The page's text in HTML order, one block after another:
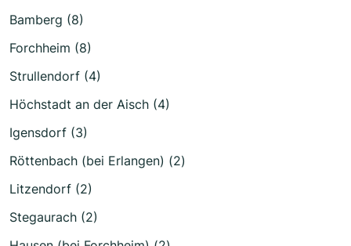
Bamberg (8)
Forchheim (8)
Strullendorf (4)
Höchstadt an der Aisch (4)
Igensdorf (3)
Röttenbach (bei Erlangen) (2)
Litzendorf (2)
Stegaurach (2)